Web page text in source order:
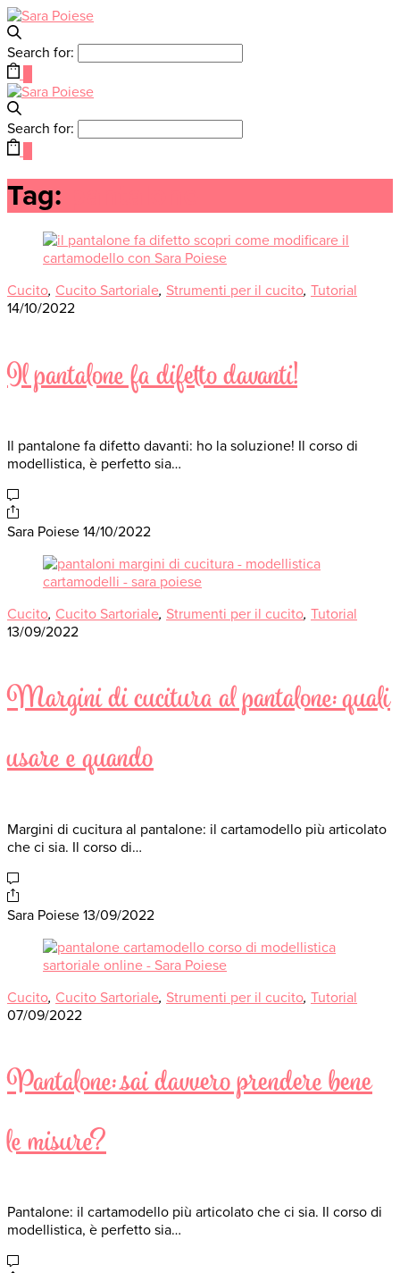
Search for:
Search for:
Tag:
Cucito, Cucito Sartoriale, Strumenti per il cucito, Tutorial
14/10/2022
Il pantalone fa difetto davanti!
Il pantalone fa difetto davanti: ho la soluzione! Il corso di
modellistica, è perfetto sia…
Sara Poiese 14/10/2022
Cucito, Cucito Sartoriale, Strumenti per il cucito, Tutorial
13/09/2022
Margini di cucitura al pantalone: quali
usare e quando
Margini di cucitura al pantalone: il cartamodello più articolato
che ci sia. Il corso di…
Sara Poiese 13/09/2022
Cucito, Cucito Sartoriale, Strumenti per il cucito, Tutorial
07/09/2022
Pantalone: sai davvero prendere bene
le misure?
Pantalone: il cartamodello più articolato che ci sia. Il corso di
modellistica, è perfetto sia…